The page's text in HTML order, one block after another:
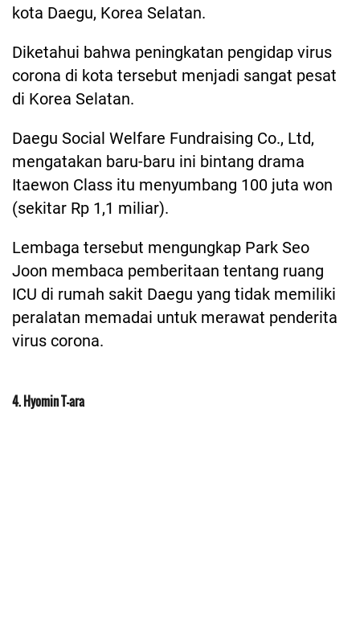
kota Daegu, Korea Selatan.
Diketahui bahwa peningkatan pengidap virus
corona di kota tersebut menjadi sangat pesat
di Korea Selatan.
Daegu Social Welfare Fundraising Co., Ltd,
mengatakan baru-baru ini bintang drama
Itaewon Class itu menyumbang 100 juta won
(sekitar Rp 1,1 miliar).
Lembaga tersebut mengungkap Park Seo
Joon membaca pemberitaan tentang ruang
ICU di rumah sakit Daegu yang tidak memiliki
peralatan memadai untuk merawat penderita
virus corona.
4. Hyomin T-ara